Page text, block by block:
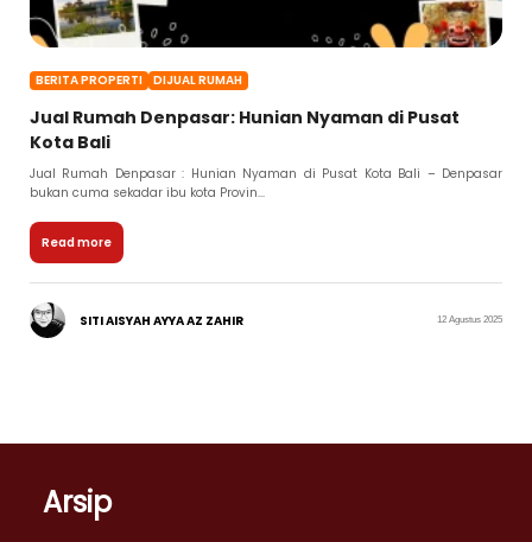
BERITA PROPERTI DIJUAL RUMAH
Jual Rumah Denpasar: Hunian Nyaman di Pusat
Kota Bali
Jual Rumah Denpasar : Hunian Nyaman di Pusat Kota Bali – Denpasar
bukan cuma sekadar ibu kota Provin...
Read more
SITI AISYAH AYYA AZ ZAHIR 12 Agustus 2025
Arsip